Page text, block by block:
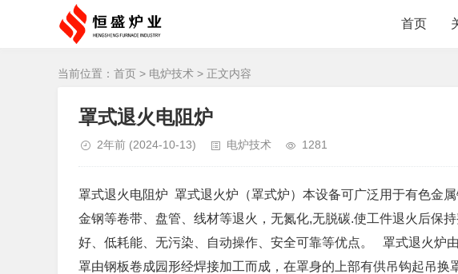
首页
当前位置： 首页 > 电炉技术 > 正文内容
罩式退火电阻炉
2年前 (2024-10-13) 电炉技术 1281
罩式退火电阻炉 罩式退火炉（罩式炉）本设备可广泛用于有色金
金钢等卷带、盘管、线材等退火，无氮化,无脱碳.使工件退火后保
好、低耗能、无污染、自动操作、安全可靠等优点。 罩式退火炉
罩由钢板卷成园形经焊接加工而成，在罩身的上部有供吊钩起吊